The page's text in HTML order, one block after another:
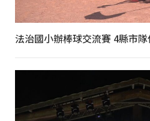
法治國小辦棒球交流賽 4縣市